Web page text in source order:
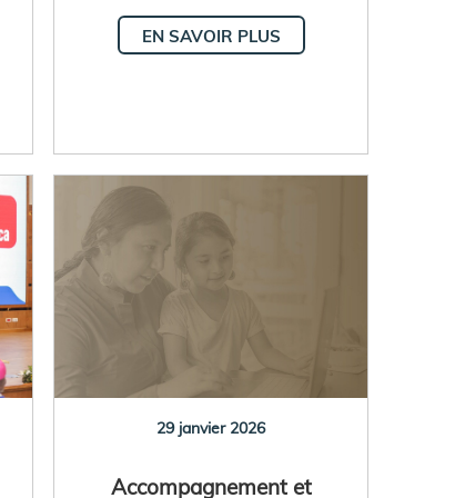
EN SAVOIR PLUS
29 janvier 2026
Accompagnement et